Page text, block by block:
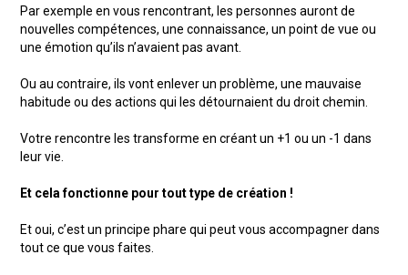
Par exemple en vous rencontrant, les personnes auront de
nouvelles compétences, une connaissance, un point de vue ou
une émotion qu’ils n’avaient pas avant.
Ou au contraire, ils vont enlever un problème, une mauvaise
habitude ou des actions qui les détournaient du droit chemin.
Votre rencontre les transforme en créant un +1 ou un -1 dans
leur vie.
Et cela fonctionne pour tout type de création !
Et oui, c’est un principe phare qui peut vous accompagner dans
tout ce que vous faites.